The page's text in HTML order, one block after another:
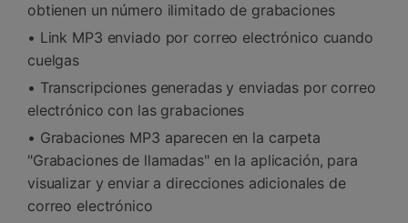
obtienen un número ilimitado de grabaciones
• Link MP3 enviado por correo electrónico cuando
cuelgas
• Transcripciones generadas y enviadas por correo
electrónico con las grabaciones
• Grabaciones MP3 aparecen en la carpeta
"Grabaciones de llamadas" en la aplicación, para
visualizar y enviar a direcciones adicionales de
correo electrónico